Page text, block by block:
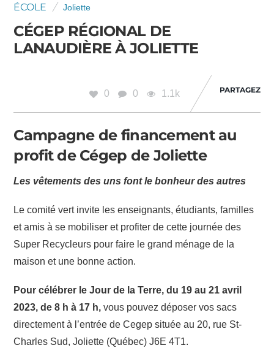
ÉCOLE Joliette
CÉGEP RÉGIONAL DE
LANAUDIÈRE À JOLIETTE
0 0 1.1k PARTAGEZ
Campagne de financement au
profit de Cégep de Joliette
Les vêtements des uns font le bonheur des autres
Le comité vert invite les enseignants, étudiants, familles
et amis à se mobiliser et profiter de cette journée des
Super Recycleurs pour faire le grand ménage de la
maison et une bonne action.
Pour célébrer le Jour de la Terre, du 19 au 21 avril
2023, de 8 h à 17 h, vous pouvez déposer vos sacs
directement à l’entrée de Cegep située au 20, rue St-
Charles Sud, Joliette (Québec) J6E 4T1.